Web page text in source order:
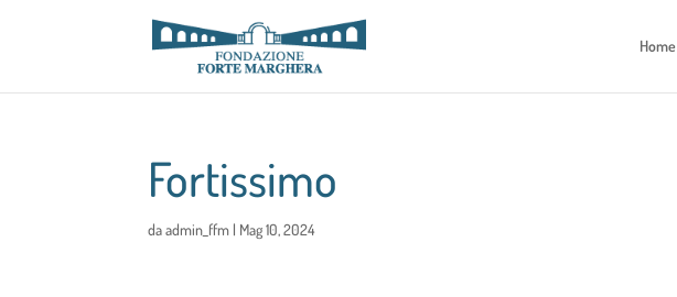
Home
Fortissimo
daadmin_ffm | Mag 10, 2024